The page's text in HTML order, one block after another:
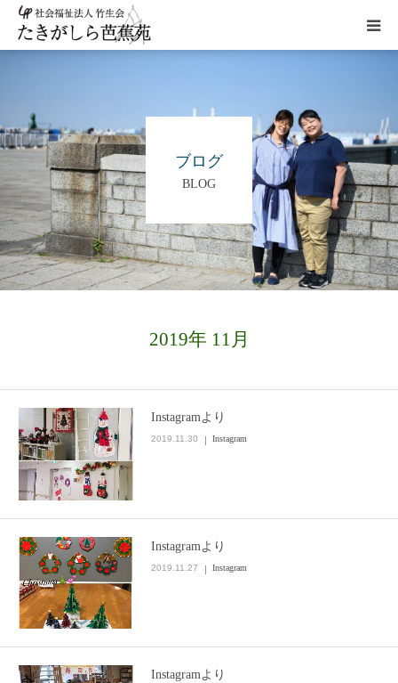
ブログ
BLOG
2019年 11月
Instagramより
2019.11.30 Instagram
Instagramより
2019.11.27 Instagram
Instagramより
施設概要
サービス
こだわり
お問い合わせ